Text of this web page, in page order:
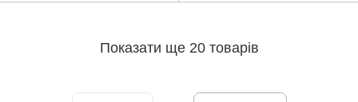
Показати ще 20 товарів